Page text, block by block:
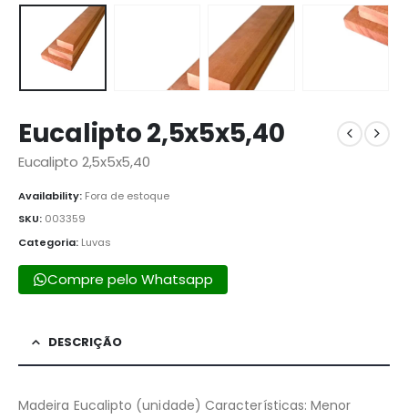
Eucalipto 2,5x5x5,40
Eucalipto 2,5x5x5,40
Availability: Fora de estoque
SKU: 003359
Categoria: Luvas
Compre pelo Whatsapp
DESCRIÇÃO
Madeira Eucalipto (unidade) Características: Menor